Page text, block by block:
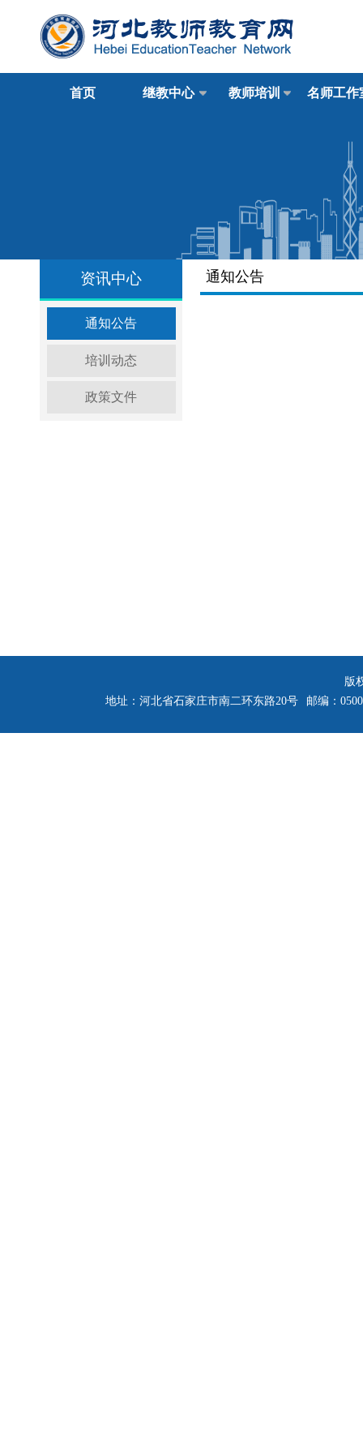
首页 继教中心 教师培训 名师工作
资讯中心
通知公告
培训动态
政策文件
通知公告
版
地址：河北省石家庄市南二环东路20号
邮编：